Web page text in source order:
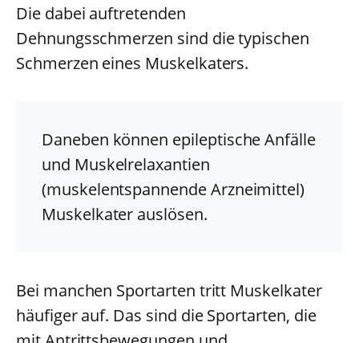
Die dabei auftretenden
Dehnungsschmerzen sind die typischen
Schmerzen eines Muskelkaters.
Daneben können epileptische Anfälle
und Muskelrelaxantien
(muskelentspannende Arzneimittel)
Muskelkater auslösen.
Bei manchen Sportarten tritt Muskelkater
häufiger auf. Das sind die Sportarten, die